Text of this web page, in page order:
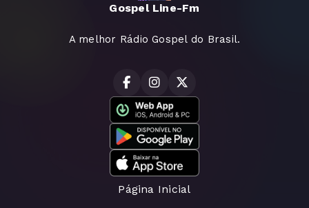
Gospel Line-Fm
A melhor Rádio Gospel do Brasil.
Página Inicial